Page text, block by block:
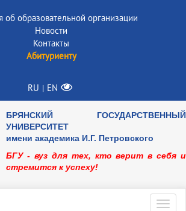
об образовательной организации
Новости
Контакты
Абитуриенту
RU | EN
БРЯНСКИЙ ГОСУДАРСТВЕННЫЙ
УНИВЕРСИТЕТ
имени академика И.Г. Петровского
БГУ - вуз для тех, кто верит в себя и
стремится к успеху!